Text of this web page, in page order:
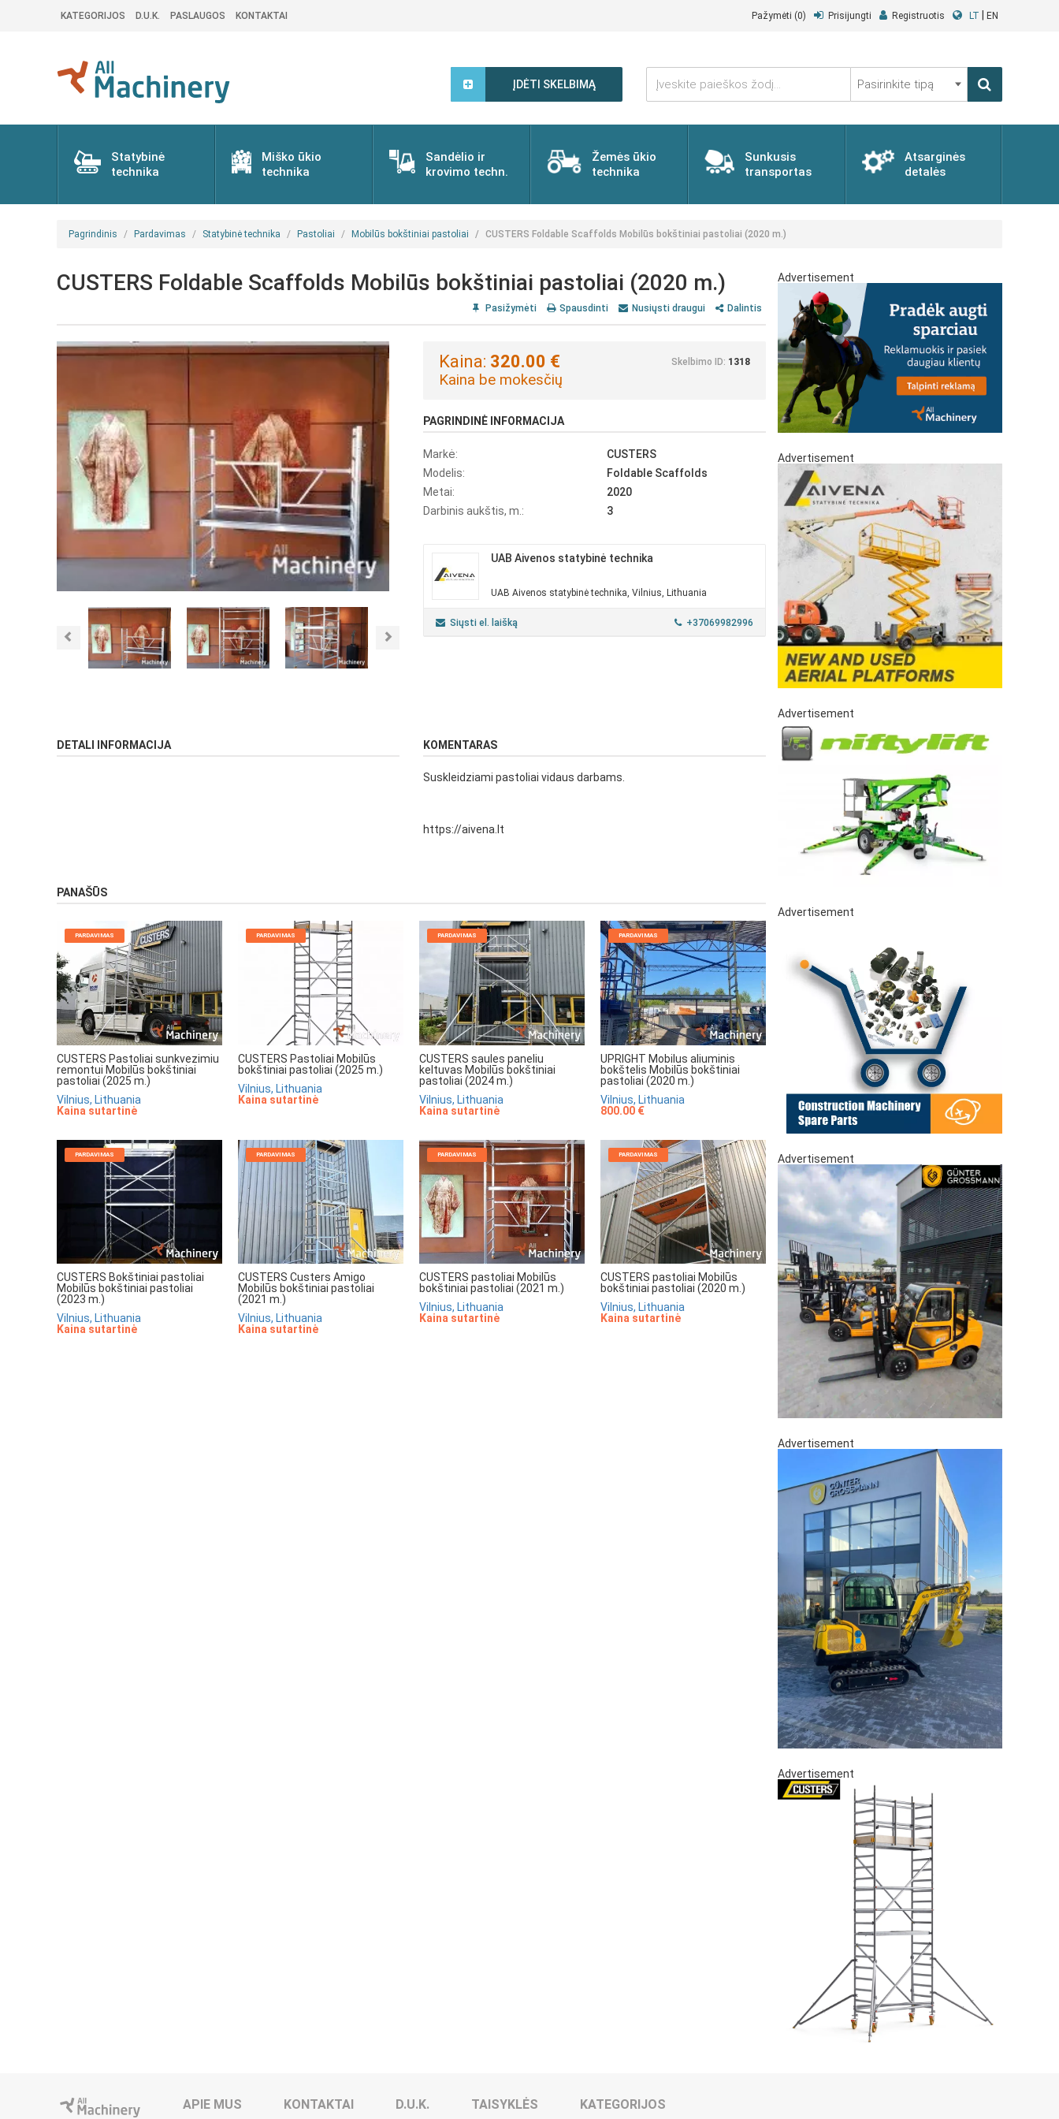
KATEGORIJOS D.U.K. PASLAUGOS KONTAKTAI Pažymėti (0) Prisijungti Registruotis LT EN
ĮDĖTI SKELBIMĄ
Įveskite
paieškos
žodį...
Pasirinkite
tipą
Statybinė
technika
Miško ūkio
technika
Sandėlio ir
krovimo techn.
Žemės ūkio
technika
Sunkusis
transportas
Atsarginės
detalės
Pagrindinis Pardavimas Statybinė technika Pastoliai Mobilūs bokštiniai pastoliai CUSTERS Foldable Scaffolds Mobilūs bokštiniai pastoliai (2020 m.)
CUSTERS Foldable Scaffolds Mobilūs bokštiniai pastoliai (2020 m.)
Pasižymėti Spausdinti Nusiųsti draugui Dalintis
Previous
Kaina: 320.00 €
Kaina be mokesčių
Skelbimo ID: 1318
PAGRINDINĖ INFORMACIJA
Markė:
CUSTERS
Modelis:
Foldable Scaffolds
Metai:
2020
Darbinis aukštis, m.:
3
UAB Aivenos statybinė technika
UAB Aivenos statybinė technika, Vilnius, Lithuania
Siųsti el. laišką +37069982996
DETALI INFORMACIJA KOMENTARAS
Suskleidziami pastoliai vidaus darbams.
https://aivena.lt
PANAŠŪS
PARDAVIMAS
CUSTERS Pastoliai sunkvezimiu
remontui Mobilūs bokštiniai
pastoliai (2025 m.)
Vilnius, Lithuania
Kaina sutartinė
PARDAVIMAS
CUSTERS Pastoliai Mobilūs
bokštiniai pastoliai (2025 m.)
Vilnius, Lithuania
Kaina sutartinė
PARDAVIMAS
CUSTERS saules paneliu
keltuvas Mobilūs bokštiniai
pastoliai (2024 m.)
Vilnius, Lithuania
Kaina sutartinė
PARDAVIMAS
UPRIGHT Mobilus aliuminis
bokštelis Mobilūs bokštiniai
pastoliai (2020 m.)
Vilnius, Lithuania
800.00 €
PARDAVIMAS
CUSTERS Bokštiniai pastoliai
Mobilūs bokštiniai pastoliai
(2023 m.)
Vilnius, Lithuania
Kaina sutartinė
PARDAVIMAS
CUSTERS Custers Amigo
Mobilūs bokštiniai pastoliai
(2021 m.)
Vilnius, Lithuania
Kaina sutartinė
PARDAVIMAS
CUSTERS pastoliai Mobilūs
bokštiniai pastoliai (2021 m.)
Vilnius, Lithuania
Kaina sutartinė
PARDAVIMAS
CUSTERS pastoliai Mobilūs
bokštiniai pastoliai (2020 m.)
Vilnius, Lithuania
Kaina sutartinė
Advertisement
Advertisement
Advertisement
Advertisement
Advertisement
Advertisement
Advertisement
APIE MUS KONTAKTAI D.U.K. TAISYKLĖS KATEGORIJOS